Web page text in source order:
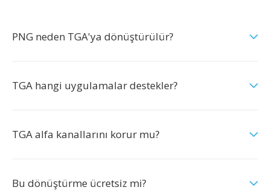
PNG neden TGA'ya dönüştürülür?
TGA hangi uygulamalar destekler?
TGA alfa kanallarını korur mu?
Bu dönüştürme ücretsiz mi?